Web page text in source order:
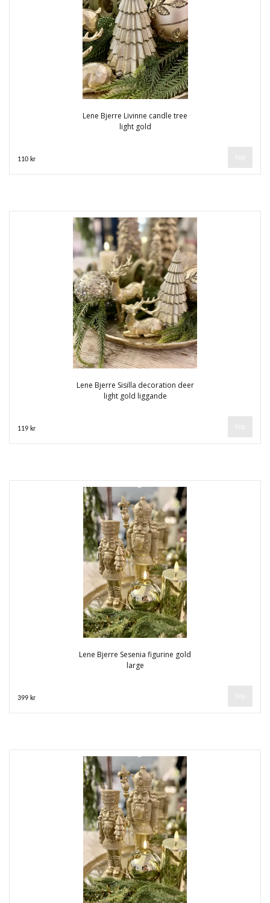
Lene Bjerre Livinne candle tree
light gold
110 kr
Lene Bjerre Sisilla decoration deer
light gold liggande
119 kr
Lene Bjerre Sesenia figurine gold
large
399 kr